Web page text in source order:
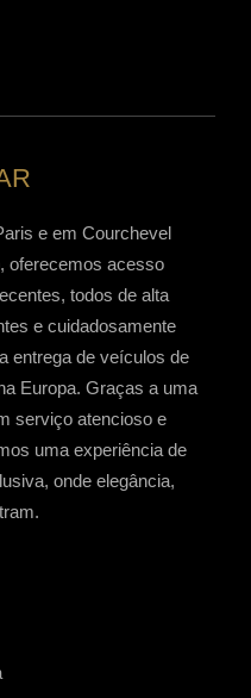
e em Courchevel
oferecemos acesso
todos de alta
e cuidadosamente
entrega de veículos de
Europa. Graças a uma
serviço atencioso e
uma experiência de
onde elegância,